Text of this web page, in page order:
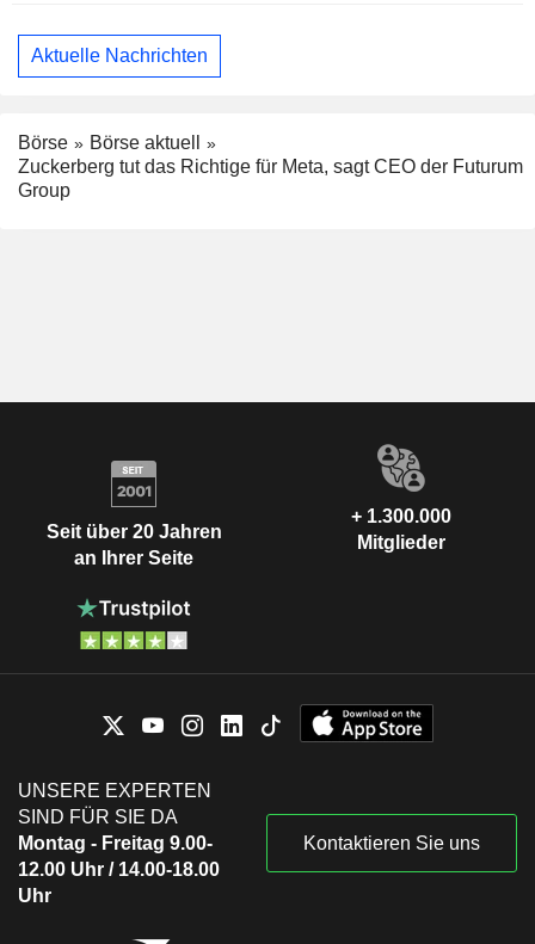
Aktuelle Nachrichten
Börse
Börse aktuell
Zuckerberg tut das Richtige für Meta, sagt CEO der Futurum
Group
Seit über 20 Jahren
an Ihrer Seite
+ 1.300.000
Mitglieder
UNSERE EXPERTEN
SIND FÜR SIE DA
Montag - Freitag 9.00-
12.00 Uhr / 14.00-18.00
Uhr
Kontaktieren Sie uns